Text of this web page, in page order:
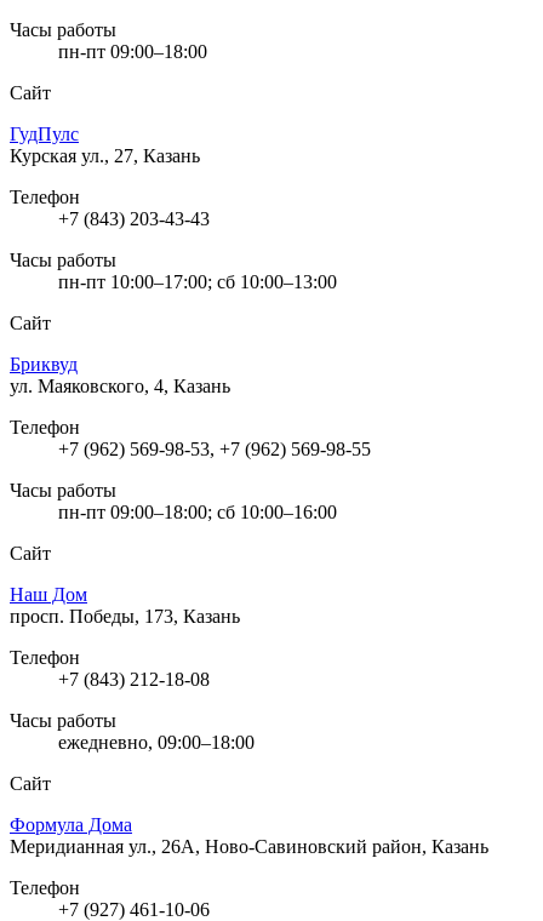
Часы работы
пн-пт 09:00–18:00
Сайт
ГудПулс
Курская ул., 27, Казань
Телефон
+7 (843) 203-43-43
Часы работы
пн-пт 10:00–17:00; сб 10:00–13:00
Сайт
Бриквуд
ул. Маяковского, 4, Казань
Телефон
+7 (962) 569-98-53, +7 (962) 569-98-55
Часы работы
пн-пт 09:00–18:00; сб 10:00–16:00
Сайт
Наш Дом
просп. Победы, 173, Казань
Телефон
+7 (843) 212-18-08
Часы работы
ежедневно, 09:00–18:00
Сайт
Формула Дома
Меридианная ул., 26А, Ново-Савиновский район, Казань
Телефон
+7 (927) 461-10-06